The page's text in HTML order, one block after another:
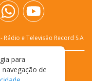
Rádio e Televisão Record S.A
PRIVACIDADE
USO
para
de